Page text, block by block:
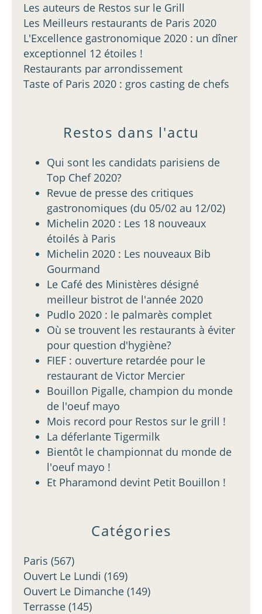
Catégories
Paris (567)
Ouvert Le Lundi (169)
Ouvert Le Dimanche (149)
Terrasse (145)
Les auteurs de Restos sur le Grill
Les Meilleurs restaurants de Paris 2020
L'Excellence gastronomique 2020 : un dîner
exceptionnel 12 étoiles !
Restaurants par arrondissement
Taste of Paris 2020 : gros casting de chefs
Restos dans l'actu
Qui sont les candidats parisiens de
Top Chef 2020?
Revue de presse des critiques
gastronomiques (du 05/02 au 12/02)
Michelin 2020 : Les 18 nouveaux
étoilés à Paris
Michelin 2020 : Les nouveaux Bib
Gourmand
Le Café des Ministères désigné
meilleur bistrot de l'année 2020
Pudlo 2020 : le palmarès complet
Où se trouvent les restaurants à éviter
pour question d'hygiène?
FIEF : ouverture retardée pour le
restaurant de Victor Mercier
Bouillon Pigalle, champion du monde
de l'oeuf mayo
Mois record pour Restos sur le grill !
La déferlante Tigermilk
Bientôt le championnat du monde de
l'oeuf mayo !
Et Pharamond devint Petit Bouillon !